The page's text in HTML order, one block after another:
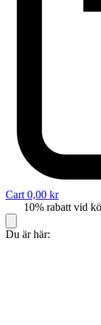
Cart 0,00 kr
10% rabatt vid
Du är här: